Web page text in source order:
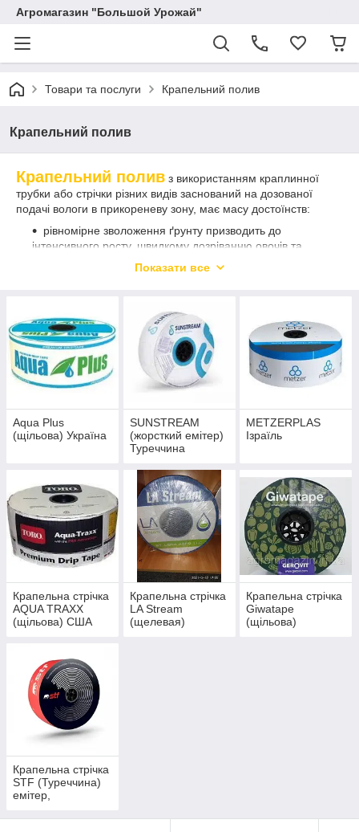
Агромагазин "Большой Урожай"
Товари та послуги Крапельний полив
Крапельний полив
Крапельний полив з використанням краплинної
трубки або стрічки різних видів заснований на дозованої
подачі вологи в прикореневу зону, має масу достоїнств:
рівномірне зволоження ґрунту призводить до
інтенсивного росту, швидкому дозріванню овочів та
можливість внесення мінеральних добрив;
не потребує постійного контролю;
витрата води зменшується в кілька разів.
Цей універсальний метод однаково раціональний для
дачній ділянці
. Дозволяє проводити роботи в будь-який час,
адже міжряддя завжди залишаються сухими.
Показати все
Aqua Plus
(щільова) Україна
SUNSTREAM
(жорсткий емітер)
Туреччина
METZERPLAS
Ізраїль
Крапельна стрічка
AQUA TRAXX
(щільова) США
Крапельна стрічка
LA Stream
(щелевая)
Крапельна стрічка
Giwatape
(щільова)
Крапельна стрічка
STF (Туреччина)
емітер,